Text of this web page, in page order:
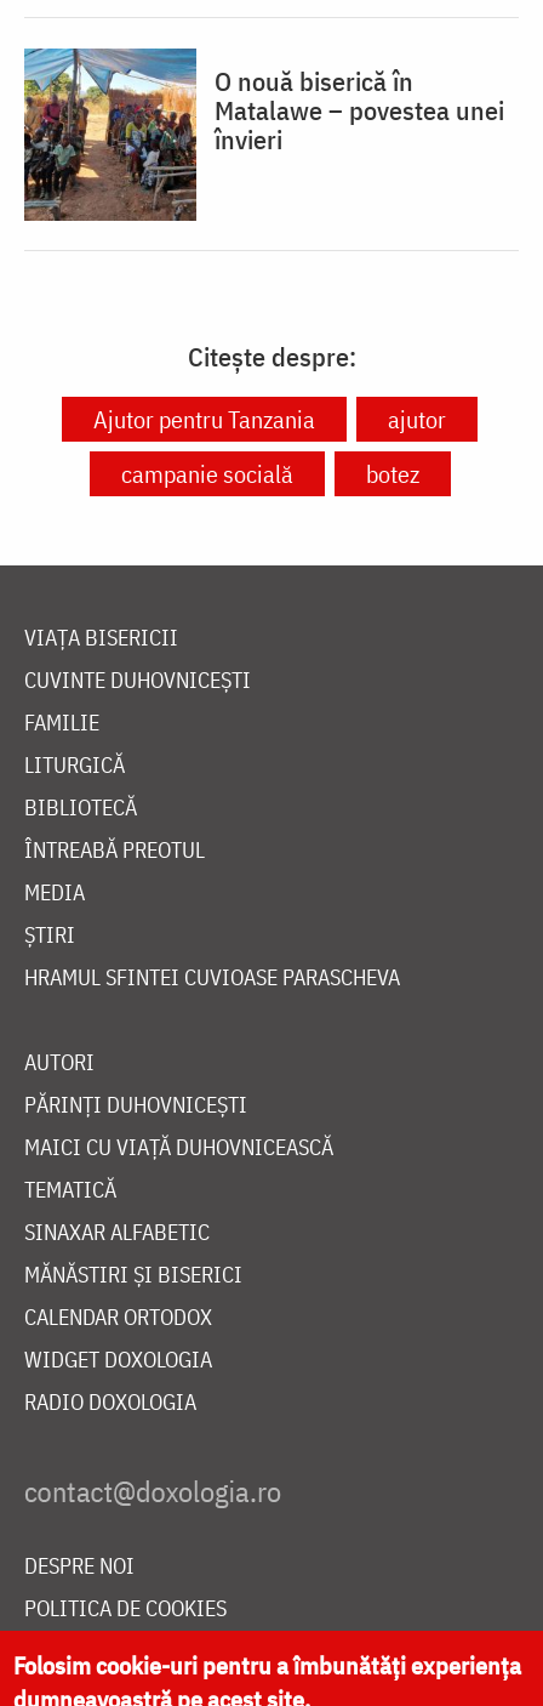
O nouă biserică în
Matalawe – povestea unei
învieri
Citește despre:
Ajutor pentru Tanzania
ajutor
campanie socială
botez
VIAȚA BISERICII
CUVINTE DUHOVNICEȘTI
FAMILIE
LITURGICĂ
BIBLIOTECĂ
ÎNTREABĂ PREOTUL
MEDIA
ȘTIRI
HRAMUL SFINTEI CUVIOASE PARASCHEVA
AUTORI
PĂRINȚI DUHOVNICEȘTI
MAICI CU VIAȚĂ DUHOVNICEASCĂ
TEMATICĂ
SINAXAR ALFABETIC
MĂNĂSTIRI ȘI BISERICI
CALENDAR ORTODOX
WIDGET DOXOLOGIA
RADIO DOXOLOGIA
DESPRE NOI
POLITICA DE COOKIES
DONEAZĂ ONLINE PENTRU CATEDRALA NAȚIONALĂ
Folosim cookie-uri pentru a îmbunătăți experiența
dumneavoastră pe acest site.